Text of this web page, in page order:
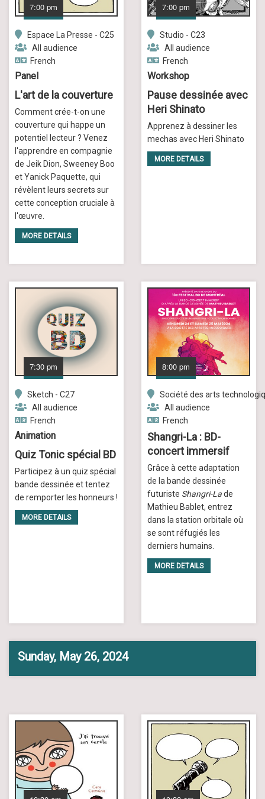
7:00 pm
Espace La Presse - C25
All audience
French
Panel
L'art de la couverture
Comment crée-t-on une
couverture qui happe un
potentiel lecteur ? Venez
l'apprendre en compagnie
de Jeik Dion, Sweeney Boo
et Yanick Paquette, qui
révèlent leurs secrets sur
cette conception cruciale à
l'œuvre.
MORE DETAILS
7:00 pm
Studio - C23
All audience
French
Workshop
Pause dessinée avec
Heri Shinato
Apprenez à dessiner les
mechas avec Heri Shinato
MORE DETAILS
7:30 pm
Sketch - C27
All audience
French
Animation
Quiz Tonic spécial BD
Participez à un quiz spécial
bande dessinée et tentez
de remporter les honneurs !
MORE DETAILS
8:00 pm
Société des arts
All audience
French
Shangri-La : BD-
concert immersif
Grâce à cette adaptation
de la bande dessinée
futuriste Shangri-Lade
Mathieu Bablet, entrez
dans la station orbitale où
se sont réfugiés les
derniers humains.
MORE DETAILS
Sunday, May 26, 2024